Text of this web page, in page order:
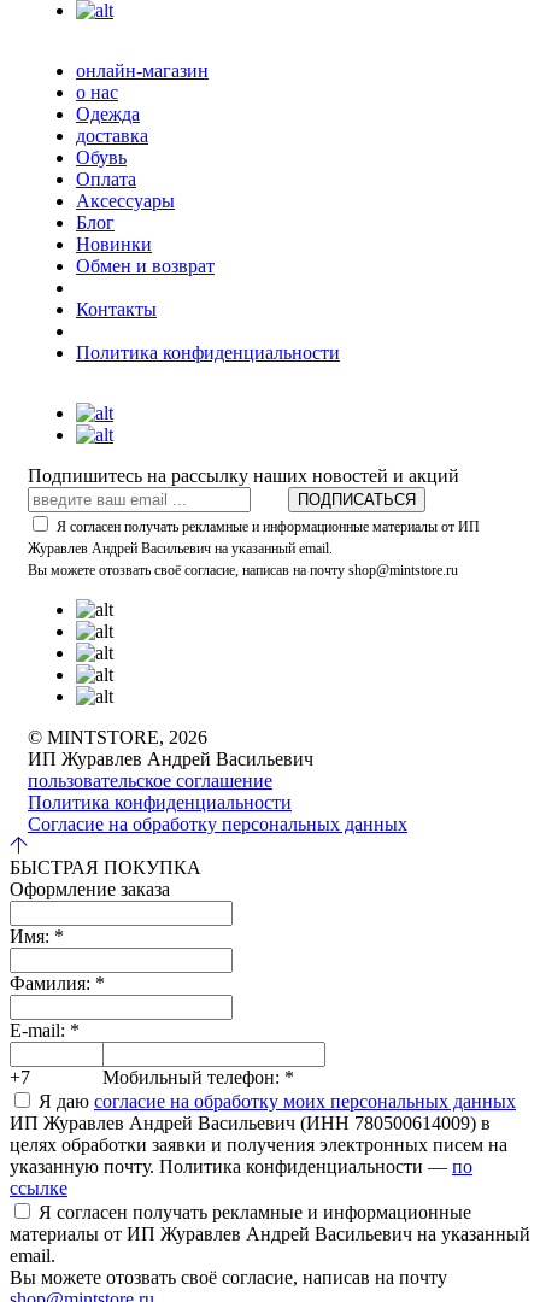
онлайн-магазин
о нас
Одежда
доставка
Обувь
Оплата
Аксессуары
Блог
Новинки
Обмен и возврат
Контакты
Политика конфиденциальности
Подпишитесь на рассылку наших новостей и акций
ПОДПИСАТЬСЯ
Я согласен получать рекламные и информационные материалы от ИП
Журавлев Андрей Васильевич на указанный email.
Вы можете отозвать своё согласие, написав на почту shop@mintstore.ru
© MINTSTORE, 2026
ИП Журавлев Андрей Васильевич
пользовательское соглашение
Политика конфиденциальности
Согласие на обработку персональных данных
БЫСТРАЯ ПОКУПКА
Оформление заказа
Имя: *
Фамилия: *
E-mail: *
+7 Мобильный телефон: *
Я даю согласие на обработку моих персональных данных
ИП Журавлев Андрей Васильевич (ИНН 780500614009) в
целях обработки заявки и получения электронных писем на
указанную почту. Политика конфиденциальности — по
ссылке
Я согласен получать рекламные и информационные
материалы от ИП Журавлев Андрей Васильевич на указанный
email.
Вы можете отозвать своё согласие, написав на почту